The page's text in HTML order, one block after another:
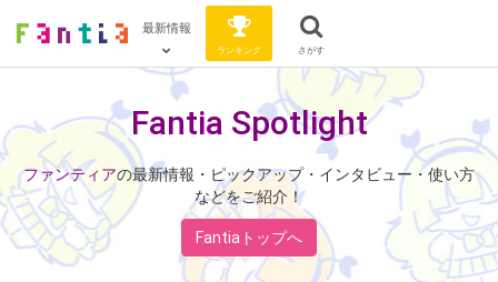
最新情報
ランキング さがす
Fantia Spotlight
ファンティアの最新情報・ピックアップ・インタビュー・使い方
などをご紹介！
Fantiaトップへ